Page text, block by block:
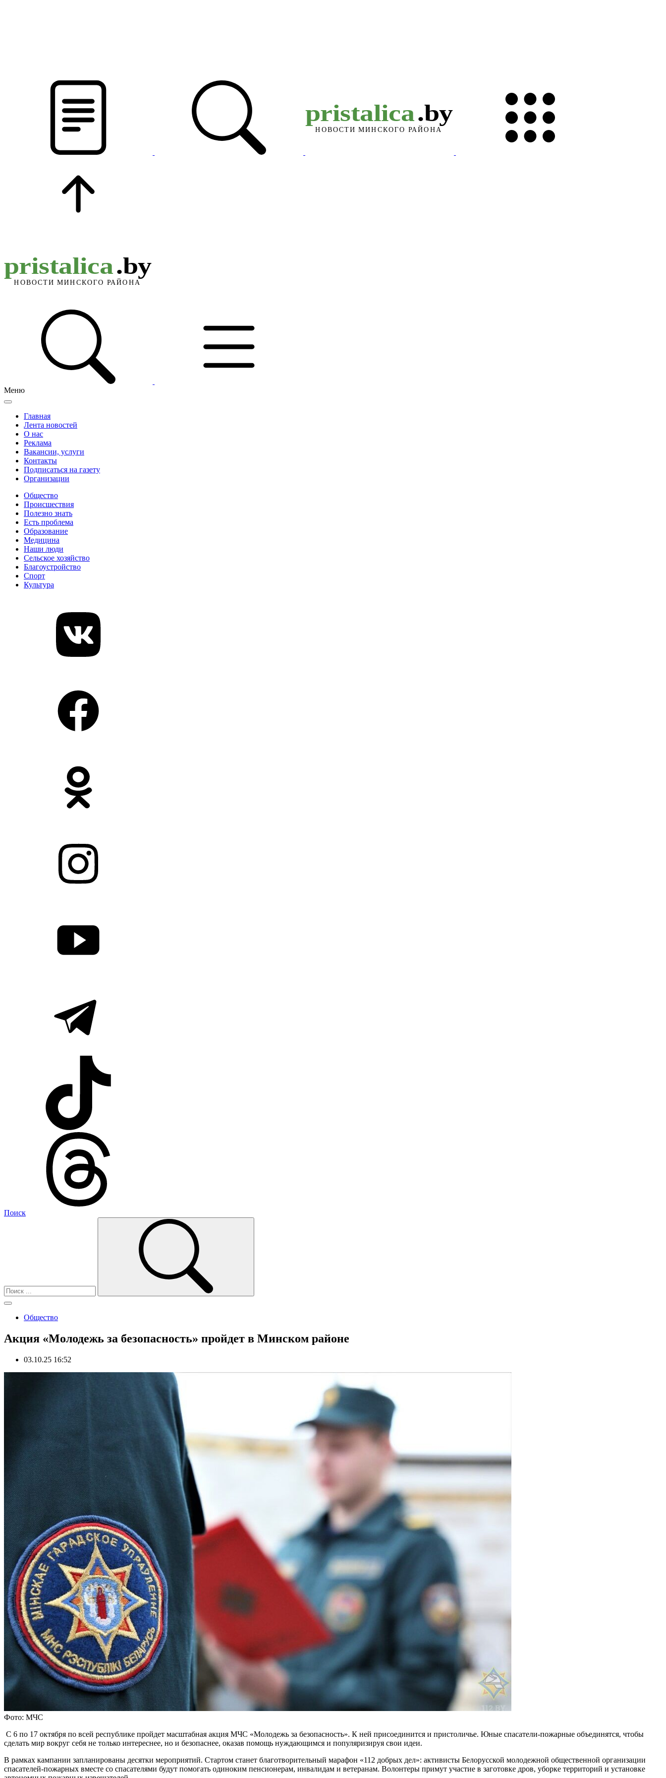
Меню
Главная
Лента новостей
О нас
Реклама
Вакансии, услуги
Контакты
Подписаться на газету
Организации
Общество
Происшествия
Полезно знать
Есть проблема
Образование
Медицина
Наши люди
Сельское хозяйство
Благоустройство
Спорт
Культура
Поиск
Общество
Акция «Молодежь за безопасность» пройдет в Минском районе
03.10.25 16:52
Фото: МЧС
С 6 по 17 октября по всей республике пройдет масштабная акция МЧС «Молодежь за безопасность». К ней присоединится и пристоличье. Юные спасатели-пожарные объединятся, чтобы
сделать мир вокруг себя не только интереснее, но и безопаснее, оказав помощь нуждающимся и популяризируя свои идеи.
В рамках кампании запланированы десятки мероприятий. Стартом станет благотворительный марафон «112 добрых дел»: активисты Белорусской молодежной общественной организации
спасателей-пожарных вместе со спасателями будут помогать одиноким пенсионерам, инвалидам и ветеранам. Волонтеры примут участие в заготовке дров, уборке территорий и установке